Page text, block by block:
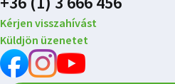
Kérjen visszahívást
Küldjön üzenetet